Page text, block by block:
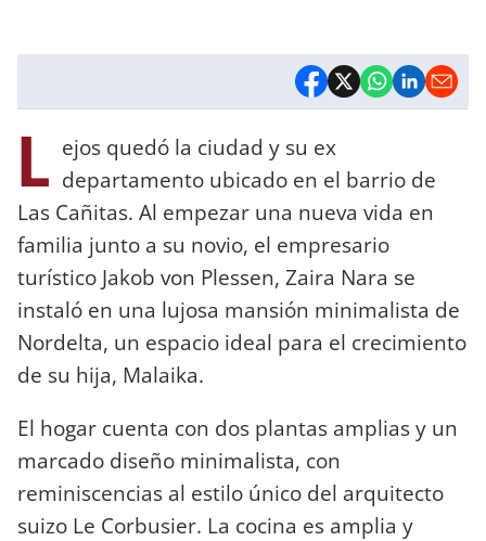
L ejos quedó la ciudad y su ex
departamento ubicado en el barrio de
Las Cañitas. Al empezar una nueva vida en
familia junto a su novio, el empresario
turístico Jakob von Plessen, Zaira Nara se
instaló en una lujosa mansión minimalista de
Nordelta, un espacio ideal para el crecimiento
de su hija, Malaika.
El hogar cuenta con dos plantas amplias y un
marcado diseño minimalista, con
reminiscencias al estilo único del arquitecto
suizo Le Corbusier. La cocina es amplia y